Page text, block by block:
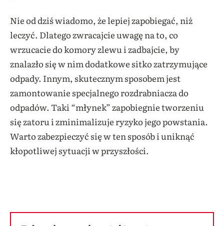
Nie od dziś wiadomo, że lepiej zapobiegać, niż
leczyć. Dlatego zwracajcie uwagę na to, co
wrzucacie do komory zlewu i zadbajcie, by
znalazło się w nim dodatkowe sitko zatrzymujące
odpady. Innym, skutecznym sposobem jest
zamontowanie specjalnego rozdrabniacza do
odpadów. Taki “młynek” zapobiegnie tworzeniu
się zatoru i zminimalizuje ryzyko jego powstania.
Warto zabezpieczyć się w ten sposób i uniknąć
kłopotliwej sytuacji w przyszłości.